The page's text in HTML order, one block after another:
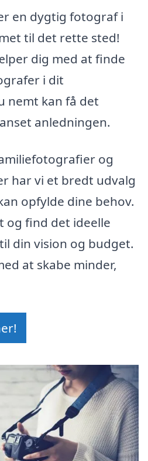
en dygtig fotograf i
til det rette sted!
dig med at finde
i dit
nemt kan få det
anledningen.
og
har vi et bredt udvalg
opfylde dine behov.
og find det ideelle
din vision og budget.
at skabe minder,